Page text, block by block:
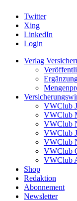
Twitter
Xing
LinkedIn
Login
Verlag
VWClub
VWClub
VWClub
VWClub
VWClub
VWClub
VWClub
Shop
Redaktion
Abonnement
Newsletter